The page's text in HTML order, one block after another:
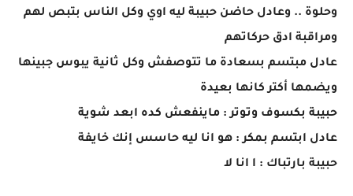
وحلوة .. وعادل حاضن حبيبة ليه اوي وكل الناس بتبص لهم
ومراقبة ادق حركاتهم
عادل مبتسم بسعادة ما تتوصفش وكل ثانية يبوس جبينها
ويضمها أكتر كانها بعيدة
حبيبة بكسوف وتوتر : ماينفعش كده ابعد شوية
عادل ابتسم بمكر : هو انا ليه حاسس إنك خايفة
حبيبة بارتباك : ا انا لا